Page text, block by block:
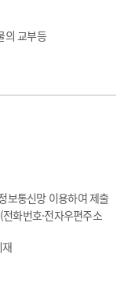
의 교부등
보통신망 이용하여 제출
화번호·전자우편주소